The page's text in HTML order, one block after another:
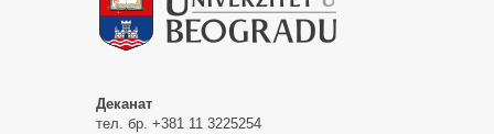
Деканат
тел. бр. +381 11 3225254